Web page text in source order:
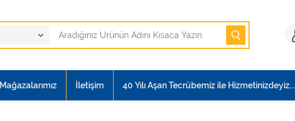
Mağazalarımız İletişim 40 Yılı Aşan Tecrübemiz ile Hizmetinizdeyiz...